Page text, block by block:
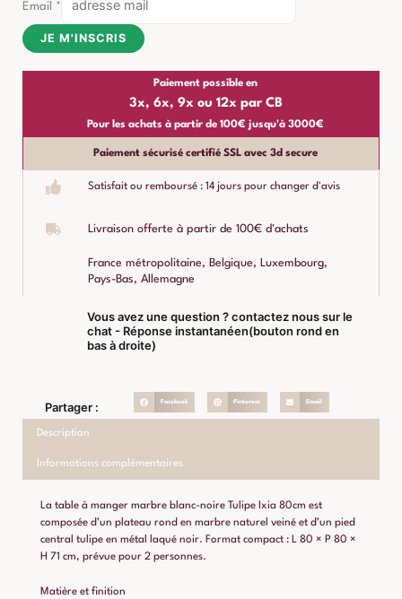
Email *
JE M'INSCRIS
Paiement possible en
3x, 6x, 9x ou 12x par CB
Pour les achats à partir de 100€ jusqu'à 3000€
Paiement sécurisé certifié SSL avec 3d secure
Satisfait ou remboursé : 14 jours pour changer d'avis
Livraison offerte à partir de 100€ d'achats
France métropolitaine, Belgique, Luxembourg,
Pays-Bas, Allemagne
Vous avez une question ? contactez nous sur le
chat - Réponse instantanéen(bouton rond en
bas à droite)
Partager : Facebook Pinterest Email
Description
Informations complémentaires
La table à manger marbre blanc-noire Tulipe Ixia 80cm est
composée d’un plateau rond en marbre naturel veiné et d’un pied
central tulipe en métal laqué noir. Format compact : L 80 × P 80 ×
H 71 cm, prévue pour 2 personnes.
Matière et finition